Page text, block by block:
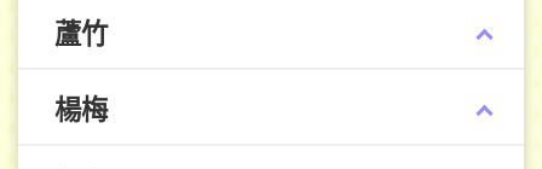
蘆竹
楊梅